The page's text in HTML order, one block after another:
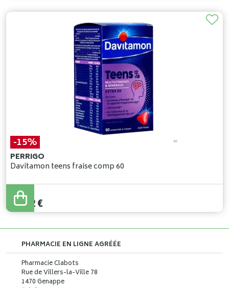
-15%
PERRIGO
Davitamon teens fraise comp 60
24,49
20,82€
PHARMACIE EN LIGNE AGRÉÉE
Pharmacie Clabots
Rue de Villers-la-Ville 78
1470 Genappe